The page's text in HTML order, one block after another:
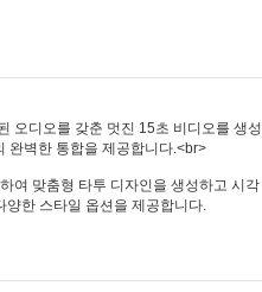
오디오를 갖춘 멋진 15초 비디오를 생성
완벽한 통합을 제공합니다.<br>
여 맞춤형 타투 디자인을 생성하고 시각
양한 스타일 옵션을 제공합니다.